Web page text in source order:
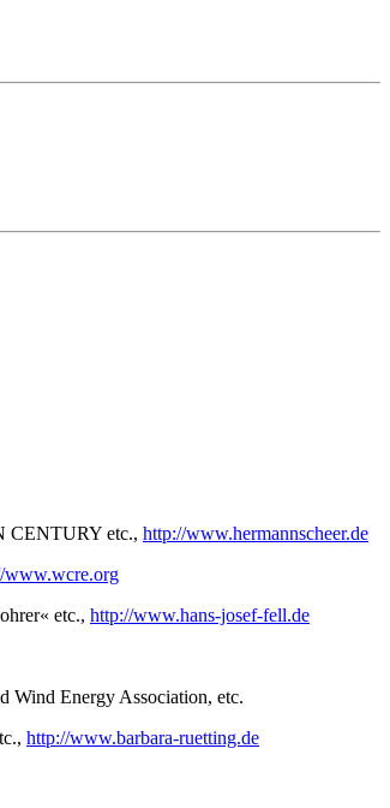
CENTURY etc., http://www.hermannscheer.de
www.wcre.org
etc., http://www.hans-josef-fell.de
Wind Energy Association, etc.
http://www.barbara-ruetting.de